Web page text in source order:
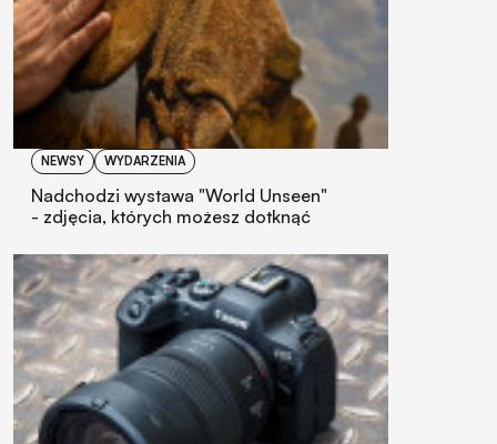
NEWSY WYDARZENIA
Nadchodzi wystawa "World Unseen"
- zdjęcia, których możesz dotknąć